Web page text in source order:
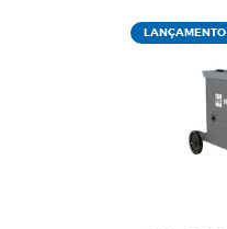
LANÇAMENTO